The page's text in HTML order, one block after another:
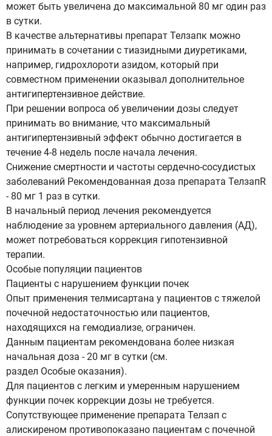
может быть увеличена до максимальной 80 мг один раз
в сутки.
В качестве альтернативы препарат Телзапк можно
принимать в сочетании с тиазидными диуретиками,
например, гидрохлороти азидом, который при
совместном применении оказывал дополнительное
антигипертензивное действие.
При решении вопроса об увеличении дозы следует
принимать во внимание, что максимальный
антигипертензивный эффект обычно достигается в
течение 4-8 недель после начала лечения.
Снижение смертности и частоты сердечно-сосудистых
заболеваний Рекомендованная доза препарата ТелзапR
- 80 мг 1 раз в сутки.
В начальный период лечения рекомендуется
наблюдение за уровнем артериального давления (АД),
может потребоваться коррекция гипотензивной
терапии.
Особые популяции пациентов
Пациенты с нарушением функции почек
Опыт применения телмисартана у пациентов с тяжелой
почечной недостаточностью или пациентов,
находящихся на гемодиализе, ограничен.
Данным пациентам рекомендована более низкая
начальная доза - 20 мг в сутки (см.
раздел Особые оказания).
Для пациентов с легким и умеренным нарушением
функции почек коррекции дозы не требуется.
Сопутствующее применение препарата Телзап с
алискиреном противопоказано пациентам с почечной